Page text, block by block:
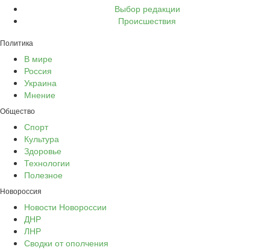
Выбор редакции
Происшествия
Политика
В мире
Россия
Украина
Мнение
Общество
Спорт
Культура
Здоровье
Технологии
Полезное
Новороссия
Новости Новороссии
ДНР
ЛНР
Сводки от ополчения